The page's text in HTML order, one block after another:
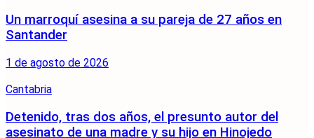
Un marroquí asesina a su pareja de 27 años en
Santander
1 de agosto de 2026
Cantabria
Detenido, tras dos años, el presunto autor del
asesinato de una madre y su hijo en Hinojedo